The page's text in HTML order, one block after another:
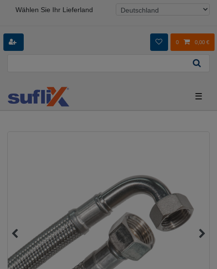
Wählen Sie Ihr Lieferland
0 0,00 €
☰